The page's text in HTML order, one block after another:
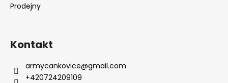
Prodejny
Kontakt
armycankovice@gmail.com
+420724209109